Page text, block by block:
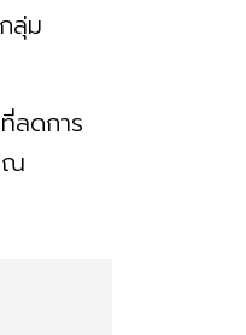
ลุ่ม
ลดการ
ณ